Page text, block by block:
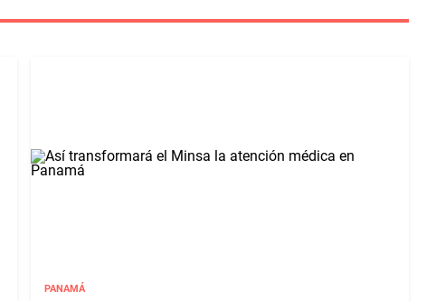
PANAMÁ